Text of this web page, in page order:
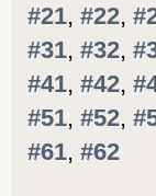
#21, #22,
#31, #32,
#41, #42,
#51, #52,
#61, #62